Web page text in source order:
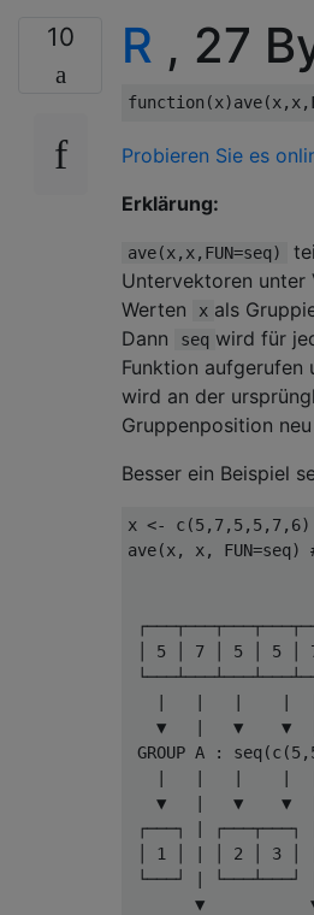
10 R , 27
function (x)ave(x, x,
Probieren Sie es
Erklärung:
ave(x,x,FUN=seq)
Untervektoren unter
Werten
x als
Dann
seq wird für
Funktion aufgerufen
wird an der
Gruppenposition
Besser ein Beispiel
x <- c (5, 7, 5, 5, 7, 6)
ave(x, x, FUN=seq)
5 7 5 5
   ▼
   ▼    ▼
GROUP A
: seq (c (5,
   ▼
   ▼    ▼
┌───┐
┌───┬───┐
1 2 3
└───┘
└───┴───┘
▼